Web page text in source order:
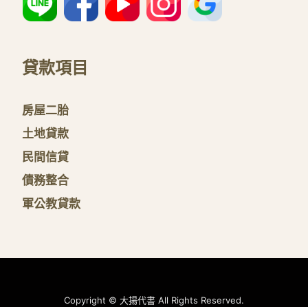
貸款項目
房屋二胎
土地貸款
民間信貸
債務整合
軍公教貸款
Copyright © 大揚代書 All Rights Reserved.